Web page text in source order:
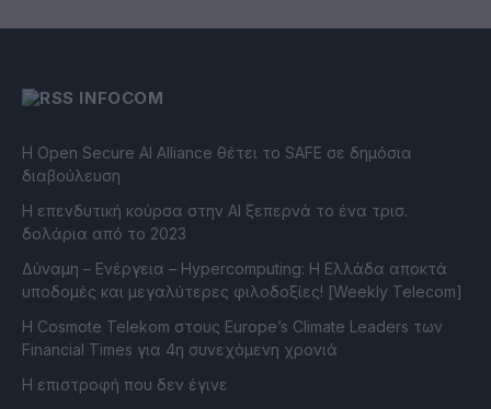
INFOCOM
Η Open Secure AI Alliance θέτει το SAFE σε δημόσια
διαβούλευση
Η επενδυτική κούρσα στην AI ξεπερνά το ένα τρισ.
δολάρια από το 2023
Δύναμη – Ενέργεια – Ηypercomputing: Η Ελλάδα αποκτά
υποδομές και μεγαλύτερες φιλοδοξίες! [Weekly Telecom]
Η Cosmote Telekom στους Europe’s Climate Leaders των
Financial Times για 4η συνεχόμενη χρονιά
Η επιστροφή που δεν έγινε